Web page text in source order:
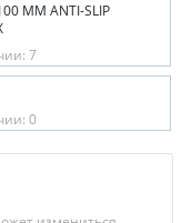
ММ ANTI-SLIP
7
0